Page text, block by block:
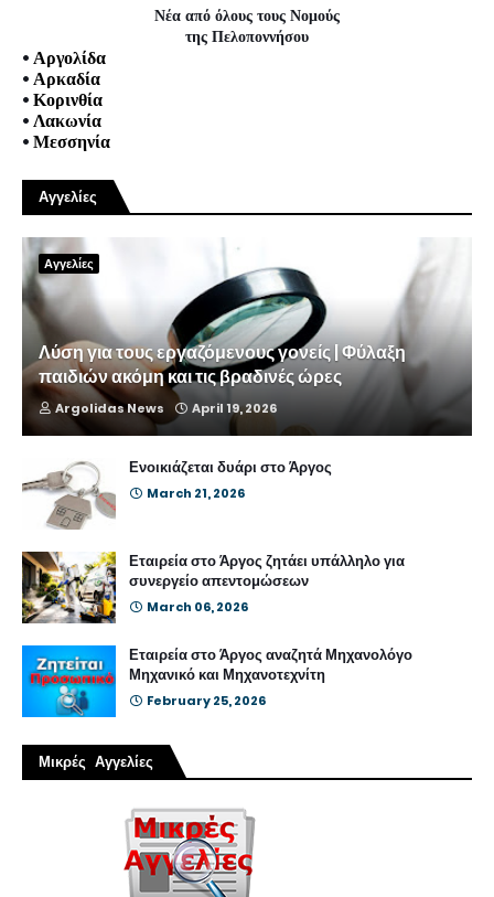
Νέα από όλους τους Νομούς
της Πελοποννήσου
• Αργολίδα
• Αρκαδία
• Κορινθία
• Λακωνία
• Μεσσηνία
Αγγελίες
Αγγελίες
Λύση για τους εργαζόμενους γονείς | Φύλαξη
παιδιών ακόμη και τις βραδινές ώρες
Argolidas News April 19, 2026
Ενοικιάζεται δυάρι στο Άργος
March 21, 2026
Εταιρεία στο Άργος ζητάει υπάλληλο για
συνεργείο απεντομώσεων
March 06, 2026
Εταιρεία στο Άργος αναζητά Μηχανολόγο
Μηχανικό και Μηχανοτεχνίτη
February 25, 2026
Μικρές Αγγελίες